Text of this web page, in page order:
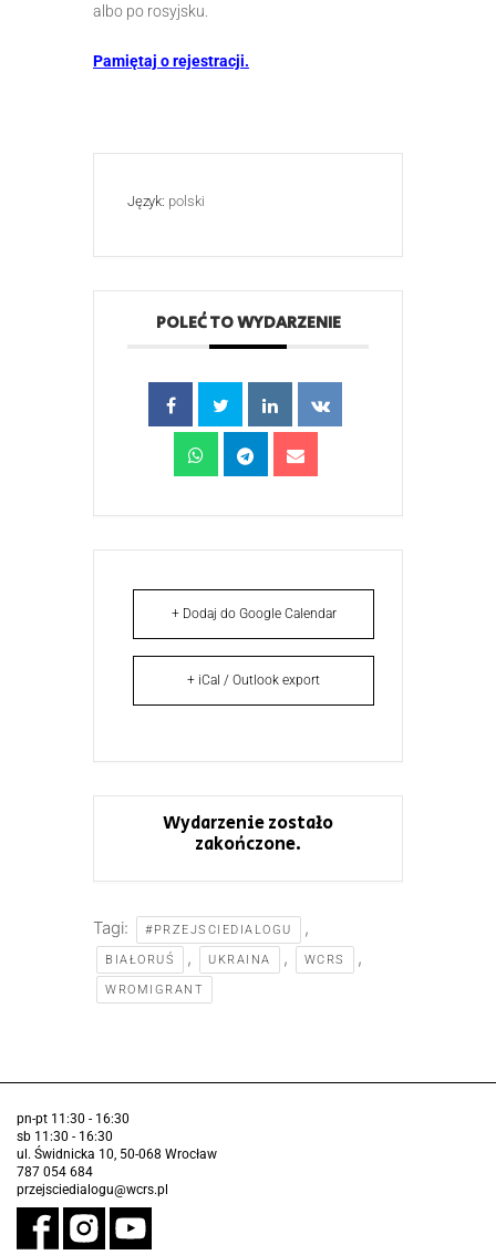
albo po rosyjsku.
Pamiętaj o rejestracji.
Język: polski
POLEĆ TO WYDARZENIE
+ Dodaj do Google Calendar
+ iCal / Outlook export
Wydarzenie zostało
zakończone.
Tagi: #PRZEJSCIEDIALOGU ,
BIAŁORUŚ , UKRAINA , WCRS ,
WROMIGRANT
pn-pt 11:30 - 16:30
sb 11:30 - 16:30
ul. Świdnicka 10, 50-068 Wrocław
787 054 684
przejsciedialogu@wcrs.pl